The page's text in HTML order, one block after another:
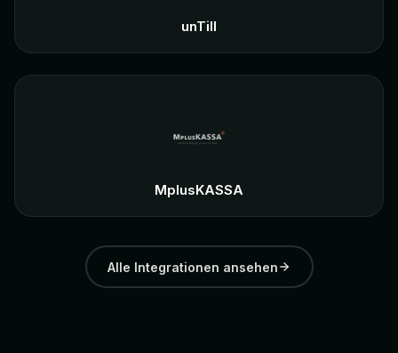
unTill
MplusKASSA
Alle Integrationen ansehen